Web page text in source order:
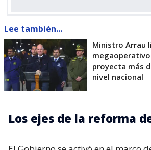
Lee también...
Ministro Arrau
proyecta más
nivel nacional
Los ejes de la reforma